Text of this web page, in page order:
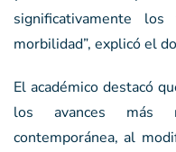
significativamente
morbilidad”, explicó el
El académico destacó
los avances más
contemporánea, al